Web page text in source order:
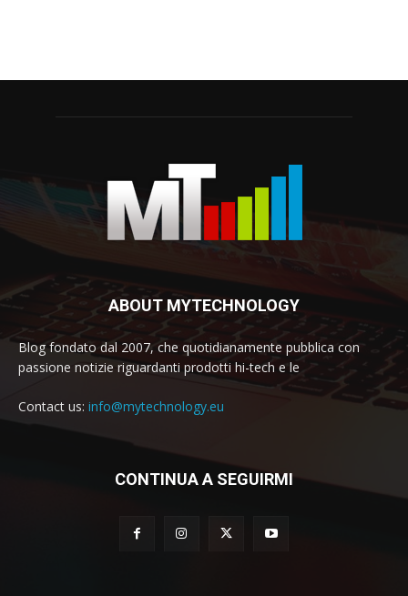
ABOUT MYTECHNOLOGY
Blog fondato dal 2007, che quotidianamente pubblica con
passione notizie riguardanti prodotti hi-tech e le
Contact us: info@mytechnology.eu
CONTINUA A SEGUIRMI